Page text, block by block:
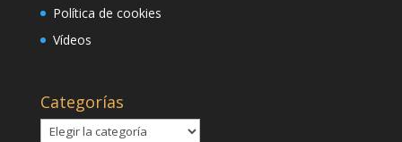
Política de cookies
Vídeos
Categorías
Categorías